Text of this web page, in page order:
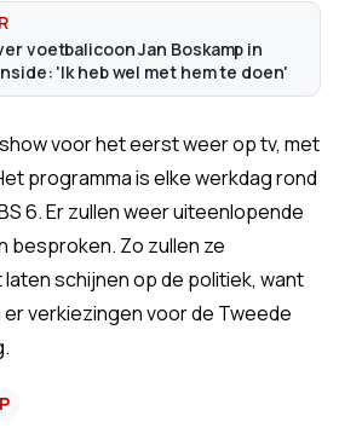
voetbalicoon Jan Boskamp in
'Ik heb wel met hem te doen'
voor het eerst weer op tv, met
programma is elke werkdag rond
6. Er zullen weer uiteenlopende
besproken. Zo zullen ze
schijnen op de politiek, want
verkiezingen voor de Tweede